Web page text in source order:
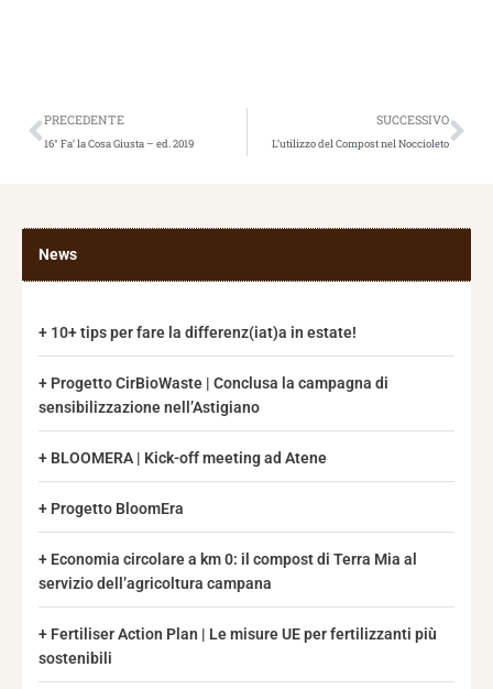
News
10+ tips per fare la differenz(iat)a in estate!
Progetto CirBioWaste | Conclusa la campagna di
sensibilizzazione nell’Astigiano
BLOOMERA | Kick-off meeting ad Atene
Progetto BloomEra
Economia circolare a km 0: il compost di Terra Mia al
servizio dell’agricoltura campana
Fertiliser Action Plan | Le misure UE per fertilizzanti più
sostenibili
Precedente
PRECEDENTE
16° Fa’ la Cosa Giusta – ed. 2019
SUCCESSIVO
L’utilizzo del Compost nel Noccioleto